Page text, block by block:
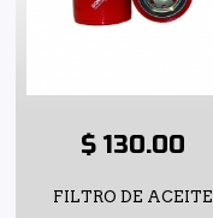
$ 130.00
FILTRO DE ACEITE